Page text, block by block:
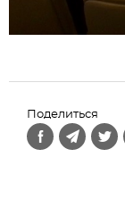
Поделиться